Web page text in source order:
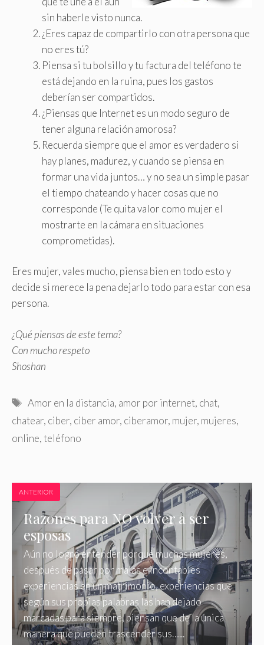
sin haberle visto nunca.
¿Eres capaz de compartirlo con otra persona que
no eres tú?
Piensa si tu bolsillo y tu factura del teléfono te
está dejando en la ruina, pues los gastos
deberían ser compartidos.
¿Piensas que Internet es un modo seguro de
tener alguna relación amorosa?
Recuerda siempre que el amor es verdadero si
hay planes, madurez, y cuando se piensa en
formar una vida juntos… y no sea un simple pasar
el tiempo chateando y hacer cosas que no
corresponde (Te quita valor como mujer el
mostrarte en la cámara en situaciones
comprometidas).
Eres mujer, vales mucho, piensa bien en todo esto y
decide si merece la pena dejarlo todo para estar con esa
persona.
¿Qué piensas de este tema?
Con mucho respeto
Shoshan
Etiquetas
Amor en la distancia, amor por internet, chat,
chatear, ciber, ciber amor, ciberamor, mujer, mujeres,
online,teléfono
ANTERIOR
Razones para NO volver a ser
esposas
Aún no logro entender porqué muchas mujeres,
después de pasar por malas e incontables
experiencias en un matrimonio, experiencias que
según sus propias palabras las han dejado
marcadas para siempre, piensan que de la única
manera que pueden trascender sus…...